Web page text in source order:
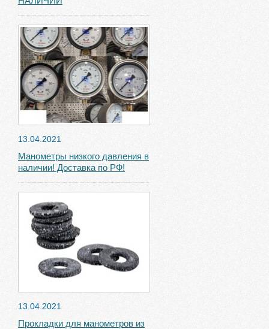
13.04.2021
Манометры низкого давления в
наличии! Доставка по РФ!
13.04.2021
Прокладки для манометров из